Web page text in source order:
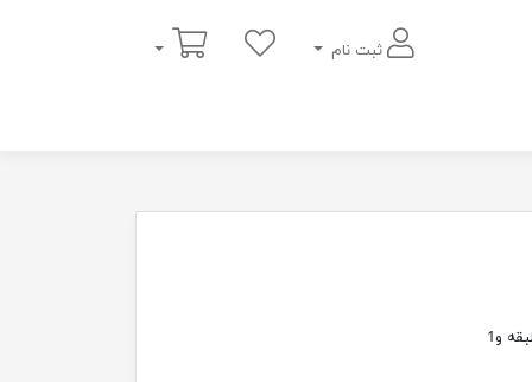
ثبت نام
سبد خرید
کتابخانه ایستاده کشودار ،با عرض کم و ارتفاع180 سانتی مترمتشکل از 5 طبقه و1